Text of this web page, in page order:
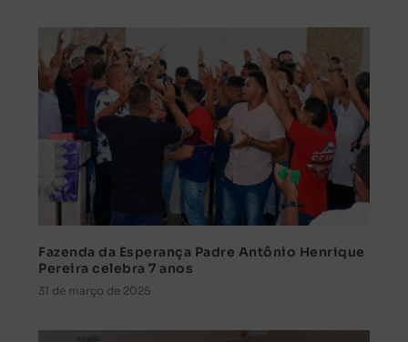
Fazenda da Esperança Padre Antônio Henrique
Pereira celebra 7 anos
31 de março de 2025